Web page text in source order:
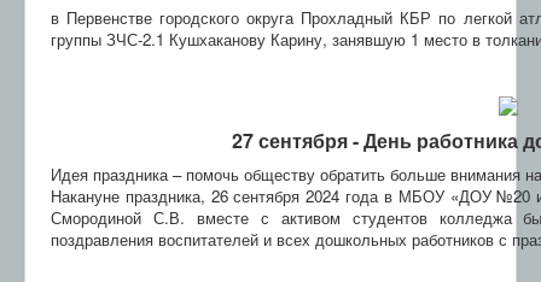
в Первенстве городского округа Прохладный КБР по легкой
группы ЗЧС-2.1 Кушхаканову Карину, занявшую 1 место в
27 сентября - День работника
Идея праздника – помочь обществу обратить больше внимания
Накануне праздника, 26 сентября 2024 года в МБОУ «ДОУ №20
Смородиной С.В. вместе с активом студентов колледжа
поздравления воспитателей и всех дошкольных работников с